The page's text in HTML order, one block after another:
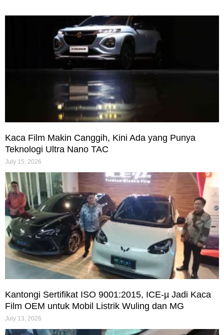
Kaca Film Makin Canggih, Kini Ada yang Punya
Teknologi Ultra Nano TAC
July 15, 2026
Kantongi Sertifikat ISO 9001:2015, ICE-µ Jadi Kaca
Film OEM untuk Mobil Listrik Wuling dan MG
July 13, 2026